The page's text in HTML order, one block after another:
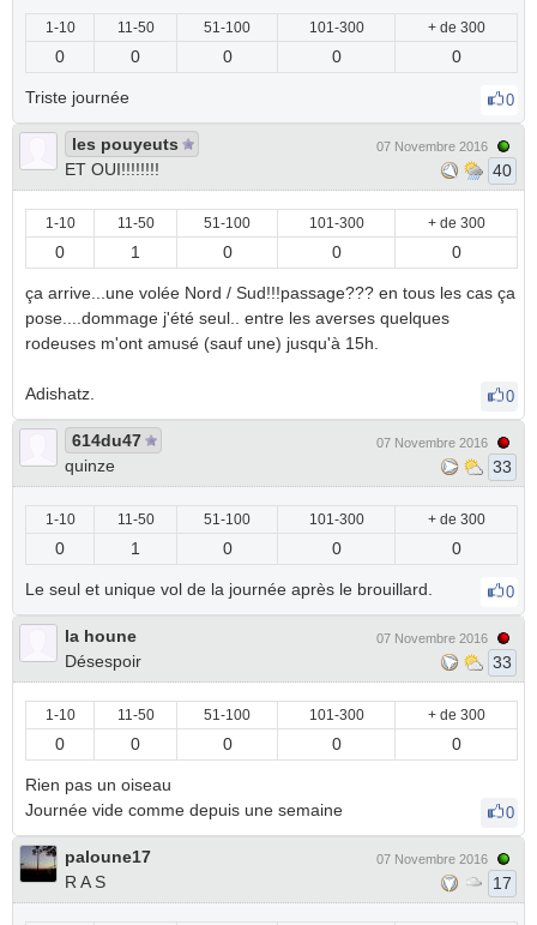
1-10 11-50 51-100 101-300 + de 300
0 0 0 0 0
Triste journée 0
les pouyeuts
ET OUI!!!!!!!!
07 Novembre 2016
40
1-10 11-50 51-100 101-300 + de 300
0 1 0 0 0
ça arrive...une volée Nord / Sud!!!passage??? en tous les cas ça
pose....dommage j'été seul.. entre les averses quelques
rodeuses m'ont amusé (sauf une) jusqu'à 15h.
Adishatz. 0
614du47
quinze
07 Novembre 2016
33
1-10 11-50 51-100 101-300 + de 300
0 1 0 0 0
Le seul et unique vol de la journée après le brouillard. 0
la houne
Désespoir
07 Novembre 2016
33
1-10 11-50 51-100 101-300 + de 300
0 0 0 0 0
Rien pas un oiseau
Journée vide comme depuis une semaine
0
paloune17
R A S
07 Novembre 2016
17